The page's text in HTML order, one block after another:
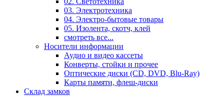
03. Электротехника
04. Электро-бытовые товары
05. Изолента, скотч, клей
смотреть все...
Носители информации
Аудио и видео кассеты
Конверты, стойки и прочее
Оптические диски (CD, DVD, Blu-Ray)
Карты памяти, флеш-диски
Склад замков